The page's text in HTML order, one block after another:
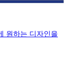
원하는 디자인을